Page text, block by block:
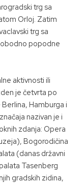
trg sa
Orloj. Zatim
trg sa
popodne
aktivnosti ili
je četvrta po
Hamburga i
nazivan je i
zdanja: Opera
Bogorodičina
(danas državni
Tasenberg
gradskih zidina,